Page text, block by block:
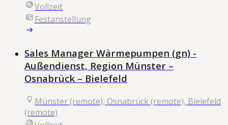
Vollzeit
Festanstellung
Sales Manager Wärmepumpen (gn) -
Außendienst, Region Münster –
Osnabrück – Bielefeld
Münster (remote), Osnabrück (remote), Bielefeld
(remote)